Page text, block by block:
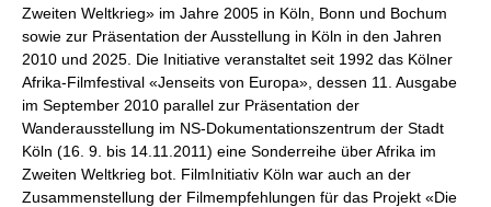
Zweiten Weltkrieg» im Jahre 2005 in Köln, Bonn und Bochum
sowie zur Präsentation der Ausstellung in Köln in den Jahren
2010 und 2025. Die Initiative veranstaltet seit 1992 das Kölner
Afrika-Filmfestival «Jenseits von Europa», dessen 11. Ausgabe
im September 2010 parallel zur Präsentation der
Wanderausstellung im NS-Dokumentationszentrum der Stadt
Köln (16. 9. bis 14.11.2011) eine Sonderreihe über Afrika im
Zweiten Weltkrieg bot. FilmInitiativ Köln war auch an der
Zusammenstellung der Filmempfehlungen für das Projekt «Die